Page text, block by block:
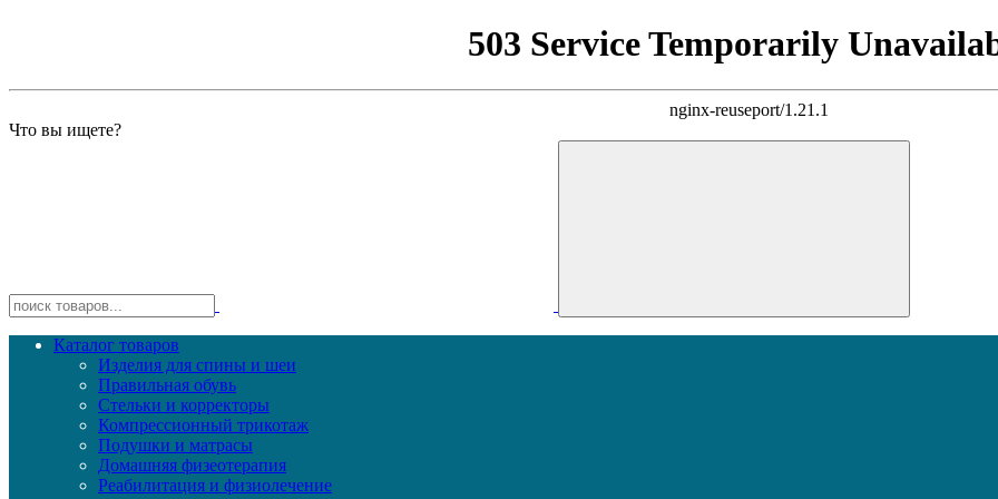
503 Service Temporarily
nginx-reuseport/1.21.1
Что вы ищете?
Каталог товаров
Изделия для спины и шеи
Правильная обувь
Стельки и корректоры
Компрессионный трикотаж
Подушки и матрасы
Домашняя физеотерапия
Реабилитация и физиолечение